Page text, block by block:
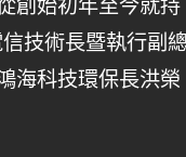
創始初年至今就持
技術長暨執行副
海科技環保長洪榮